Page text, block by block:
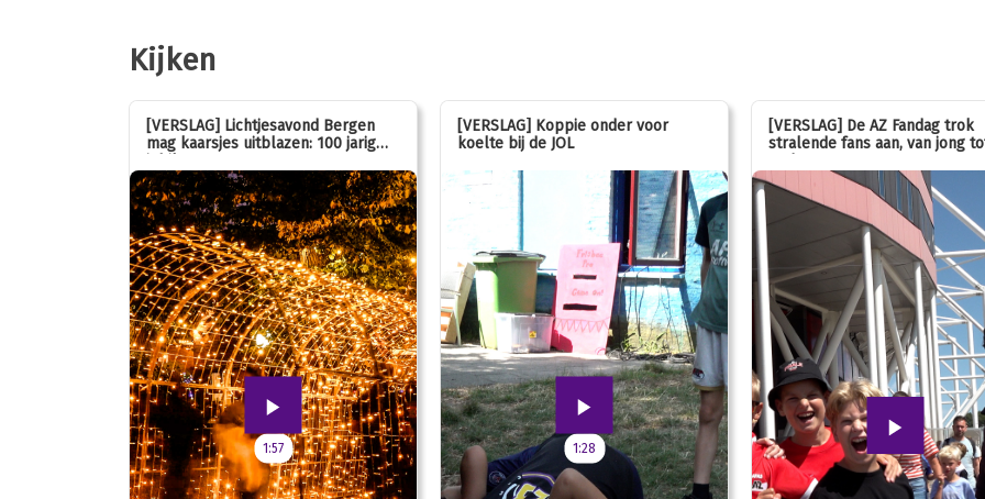
Kijken
[VERSLAG] Lichtjesavond Bergen
mag kaarsjes uitblazen: 100 jarig
1:57
[VERSLAG] Koppie onder voor
koelte bij de JOL
1:28
[VERSLAG] De AZ Fandag trok
stralende fans aan, van jong